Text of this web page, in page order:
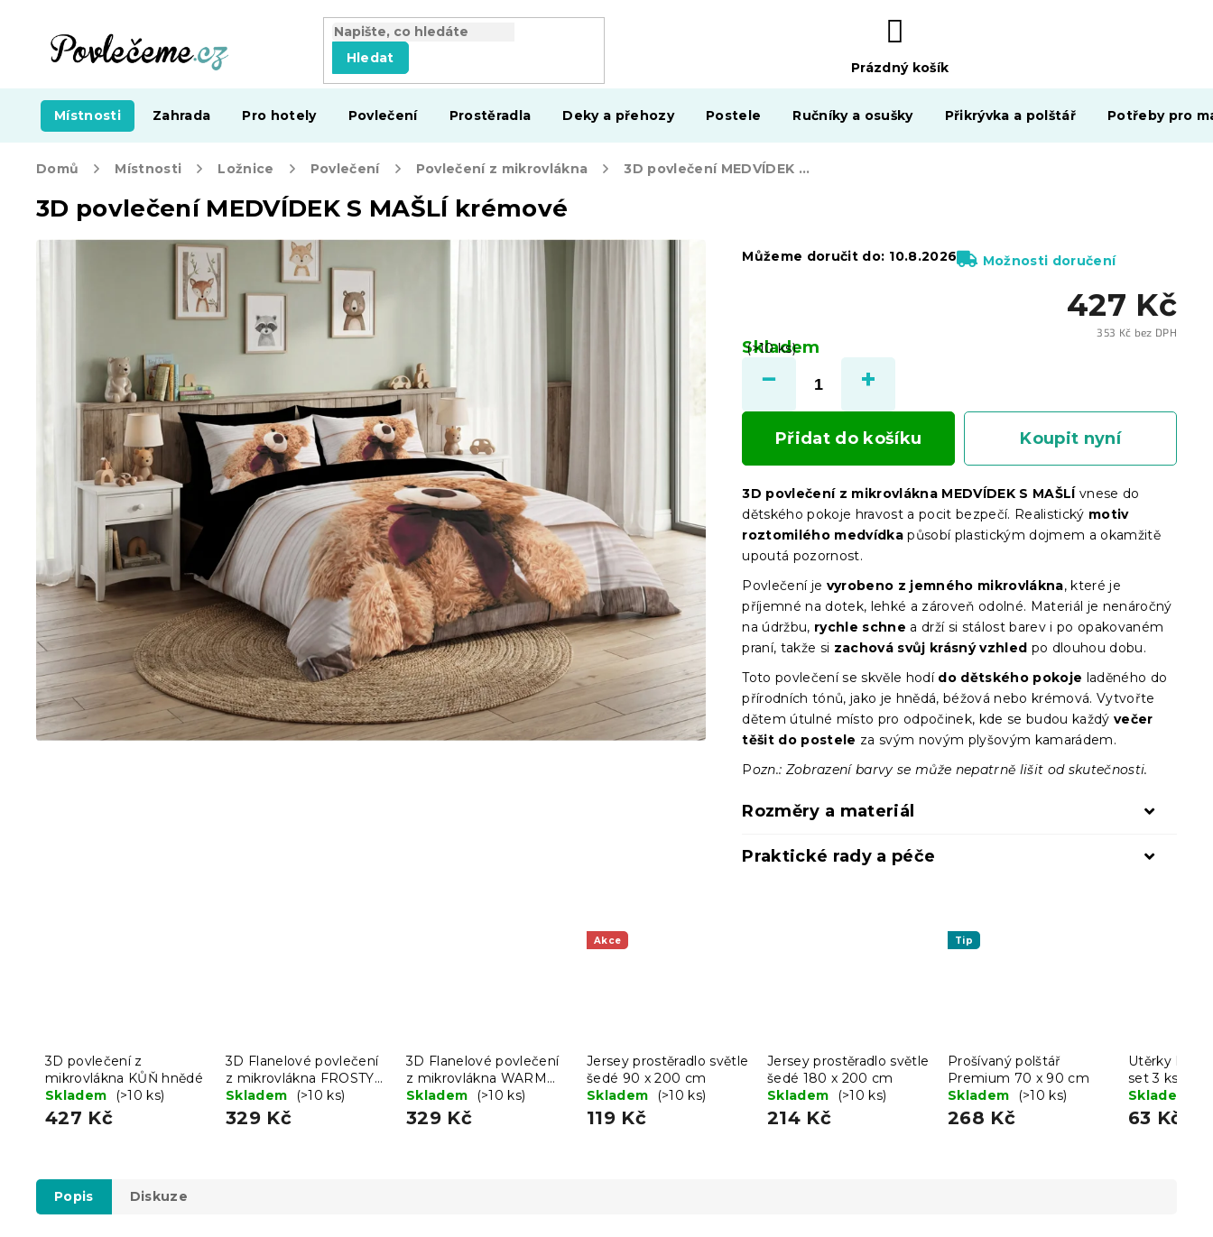
Hledat
NÁKUPNÍ
KOŠÍK
Prázdný košík
Místnosti Zahrada Pro hotely Povlečení Prostěradla Deky a přehozy Postele Ručníky a osušky Přikrývka a polštář Potřeby pro
Domů Místnosti Ložnice Povlečení Povlečení z mikrovlákna 3D povlečení MEDVÍDEK S MAŠLÍ krémové
3D povlečení MEDVÍDEK S MAŠLÍ krémové
427 Kč
353 Kč bez DPH
Skladem
(>10 ks)
Můžeme doručit do: 10.8.2026 Možnosti doručení
Přidat do košíku Koupit nyní
3D povlečení z mikrovlákna MEDVÍDEK S MAŠLÍ vnese do
dětského pokoje hravost a pocit bezpečí. Realistický motiv
roztomilého medvídka působí plastickým dojmem a okamžitě
upoutá pozornost.
Povlečení je vyrobeno z jemného mikrovlákna, které je
příjemné na dotek, lehké a zároveň odolné. Materiál je nenáročný
na údržbu, rychle schne a drží si stálost barev i po opakovaném
praní, takže si zachová svůj krásný vzhled po dlouhou dobu.
Toto povlečení se skvěle hodí do dětského pokoje laděného do
přírodních tónů, jako je hnědá, béžová nebo krémová. Vytvořte
dětem útulné místo pro odpočinek, kde se budou každývečer
těšit do postele za svým novým plyšovým kamarádem.
Pozn.: Zobrazení barvy se může nepatrně lišit od skutečnosti.
Rozměry a materiál
Praktické rady a péče
3D povlečení z
mikrovlákna KŮŇ hnědé
Skladem
(>10 ks)
427 Kč
3D Flanelové povlečení
z mikrovlákna FROSTY
RIDER barevné + povlak
na polštářek 40x50 cm
zdarma
Skladem (>10 ks)
329 Kč
3D Flanelové povlečení
z mikrovlákna WARM
WOOFS barevné +
povlak na polštářek
40x50 cm zdarma
Skladem (>10 ks)
329 Kč
Akce
Jersey prostěradlo světle
šedé 90 x 200 cm
Skladem
(>10 ks)
119 Kč
Jersey prostěradlo světle
šedé 180 x 200 cm
Skladem
(>10 ks)
214 Kč
Tip
Prošívaný polštář
Premium 70 x 90 cm
Skladem
(>10 ks)
268 Kč
Utěrky
set 3 ks -
Skladem
63 Kč
Popis Diskuze